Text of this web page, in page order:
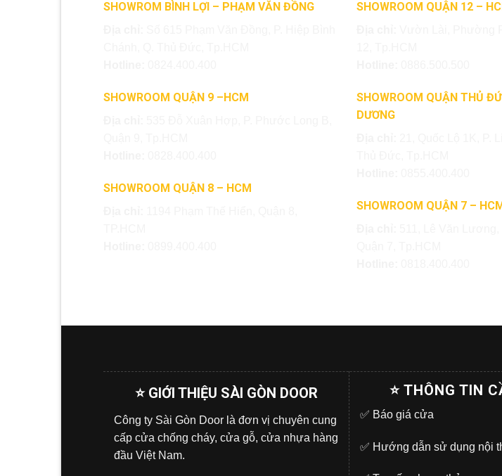
SHOWROM BÌNH LỢI – PHẠM VĂN ĐỒNG
SHOWROOM QUẬN 9 –HCM
SHOWROOM QUẬN 8 – HCM
SHOWROOM QUẬN 12 –
SHOWROOM QUẬN THỦ
DƯƠNG
SHOWROOM QUẬN 7 –
⭐ GIỚI THIỆU SÀI GÒN DOOR
Công ty Sài Gòn Door là đơn vị chuyên cung
cấp cửa chống cháy, cửa gỗ, cửa nhựa hàng
đầu Việt Nam.
⭐ THÔNG TIN
✅ Báo giá cửa
✅ Hướng dẫn sử dụng nội